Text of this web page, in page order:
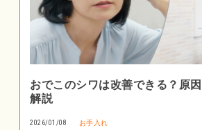
おでこのシワは改善できる？原
解説
2026/01/08 お手入れ